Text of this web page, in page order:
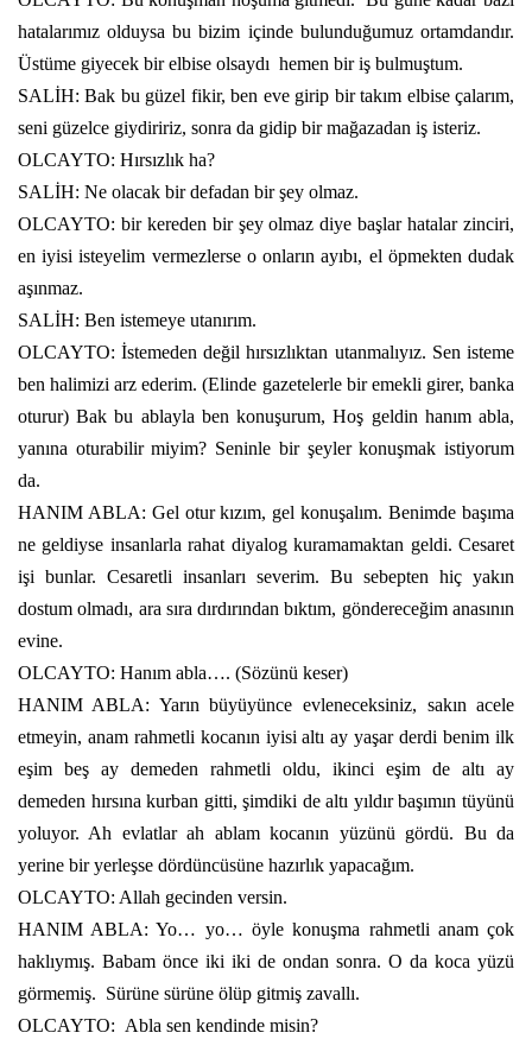
hatalarımız olduysa bu bizim içinde bulunduğumuz ortamdandır.
Üstüme giyecek bir elbise olsaydı hemen bir iş bulmuştum.
SALİH: Bak bu güzel fikir, ben eve girip bir takım elbise çalarım,
seni güzelce giydiririz, sonra da gidip bir mağazadan iş isteriz.
OLCAYTO: Hırsızlık ha?
SALİH: Ne olacak bir defadan bir şey olmaz.
OLCAYTO: bir kereden bir şey olmaz diye başlar hatalar zinciri,
en iyisi isteyelim vermezlerse o onların ayıbı, el öpmekten dudak
aşınmaz.
SALİH: Ben istemeye utanırım.
OLCAYTO: İstemeden değil hırsızlıktan utanmalıyız. Sen isteme
ben halimizi arz ederim. (Elinde gazetelerle bir emekli girer, banka
oturur) Bak bu ablayla ben konuşurum, Hoş geldin hanım abla,
yanına oturabilir miyim? Seninle bir şeyler konuşmak istiyorum
da.
HANIM ABLA: Gel otur kızım, gel konuşalım. Benimde başıma
ne geldiyse insanlarla rahat diyalog kuramamaktan geldi. Cesaret
işi bunlar. Cesaretli insanları severim. Bu sebepten hiç yakın
dostum olmadı, ara sıra dırdırından bıktım, göndereceğim anasının
evine.
OLCAYTO: Hanım abla…. (Sözünü keser)
HANIM ABLA: Yarın büyüyünce evleneceksiniz, sakın acele
etmeyin, anam rahmetli kocanın iyisi altı ay yaşar derdi benim ilk
eşim beş ay demeden rahmetli oldu, ikinci eşim de altı ay
demeden hırsına kurban gitti, şimdiki de altı yıldır başımın tüyünü
yoluyor. Ah evlatlar ah ablam kocanın yüzünü gördü. Bu da
yerine bir yerleşse dördüncüsüne hazırlık yapacağım.
OLCAYTO: Allah gecinden versin.
HANIM ABLA: Yo… yo… öyle konuşma rahmetli anam çok
haklıymış. Babam önce iki iki de ondan sonra. O da koca yüzü
görmemiş. Sürüne sürüne ölüp gitmiş zavallı.
OLCAYTO: Abla sen kendinde misin?